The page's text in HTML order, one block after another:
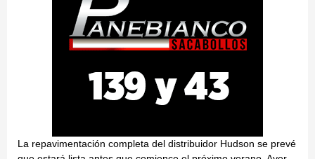
La repavimentación completa del distribuidor Hudson se prevé